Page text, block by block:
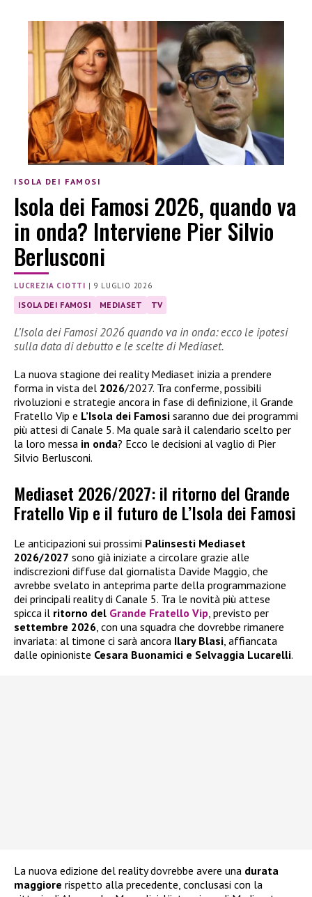
ISOLA DEI FAMOSI
Isola dei Famosi 2026, quando va
in onda? Interviene Pier Silvio
Berlusconi
LUCREZIA CIOTTI | 9 LUGLIO 2026
ISOLA DEI FAMOSI MEDIASET TV
L’Isola dei Famosi 2026 quando va in onda: ecco le ipotesi
sulla data di debutto e le scelte di Mediaset.
La nuova stagione dei reality Mediaset inizia a prendere
forma in vista del 2026/2027. Tra conferme, possibili
rivoluzioni e strategie ancora in fase di definizione, il Grande
Fratello Vip e L’Isola dei Famosi saranno due dei programmi
più attesi di Canale 5. Ma quale sarà il calendario scelto per
la loro messa in onda? Ecco le decisioni al vaglio di Pier
Silvio Berlusconi.
Mediaset 2026/2027: il ritorno del Grande
Fratello Vip e il futuro de L’Isola dei Famosi
Le anticipazioni sui prossimi Palinsesti Mediaset
2026/2027 sono già iniziate a circolare grazie alle
indiscrezioni diffuse dal giornalista Davide Maggio, che
avrebbe svelato in anteprima parte della programmazione
dei principali reality di Canale 5. Tra le novità più attese
spicca il ritorno del Grande Fratello Vip , previsto per
settembre 2026 , con una squadra che dovrebbe rimanere
invariata: al timone ci sarà ancora Ilary Blasi , affiancata
dalle opinioniste Cesara Buonamici e Selvaggia Lucarelli.
La nuova edizione del reality dovrebbe avere una durata
maggiore rispetto alla precedente, conclusasi con la